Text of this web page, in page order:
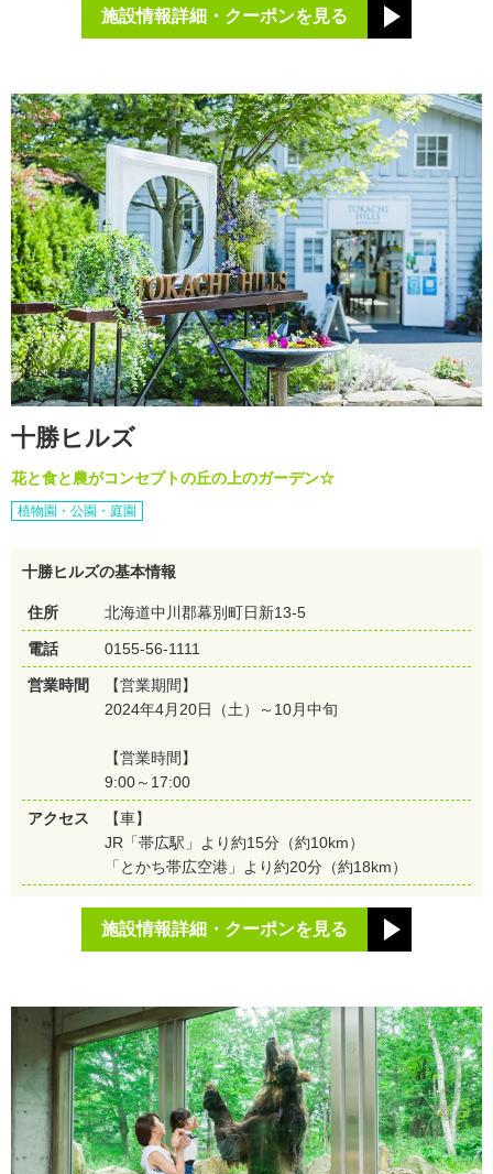
施設情報詳細・クーポンを見る
十勝ヒルズ
花と食と農がコンセプトの丘の上のガーデン☆
植物園・公園・庭園
十勝ヒルズの基本情報
住所 北海道中川郡幕別町日新13-5
電話 0155-56-1111
営業時間
【営業期間】
2024年4月20日（土）～10月中旬
【営業時間】
9:00～17:00
アクセス
【車】
JR「帯広駅」より約15分（約10km）
「とかち帯広空港」より約20分（約18km）
施設情報詳細・クーポンを見る